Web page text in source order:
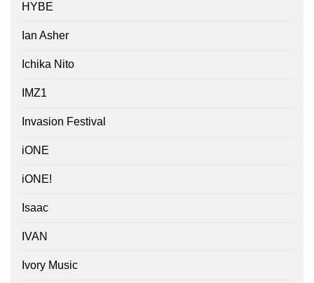
HYBE
Ian Asher
Ichika Nito
IMZ1
Invasion Festival
iONE
iONE!
Isaac
IVAN
Ivory Music